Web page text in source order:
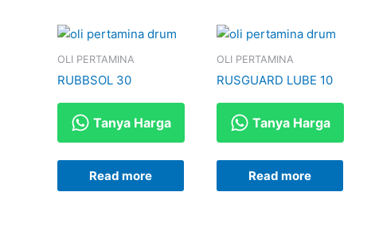
OLI PERTAMINA
RUBBSOL 30
Tanya Harga
Read more
OLI PERTAMINA
RUSGUARD LUBE 10
Tanya Harga
Read more